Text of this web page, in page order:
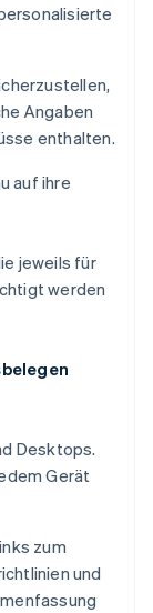
Angaben
enthalten.
auf ihre
jeweils für
werden
Desktops.
Gerät
zum
und